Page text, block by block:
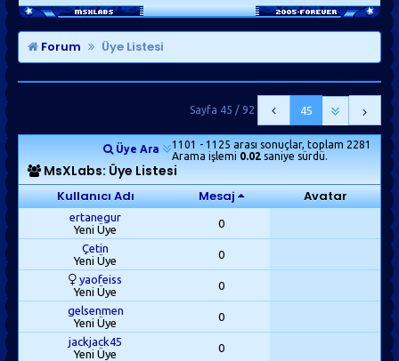
SON MESAJLAR
KISAYOLLAR
Forum Üye Listesi
45
Sayfa 45 / 92
1101 - 1125 arası sonuçlar, toplam 2281
Arama işlemi 0.02 saniye sürdü.
Üye Ara
MsXLabs: Üye Listesi
Kullanıcı Adı Mesaj Avatar
ertanegur
Yeni Üye
0
Çetin
Yeni Üye
0
yaofeiss
Yeni Üye
0
gelsenmen
Yeni Üye
0
jackjack45
Yeni Üye
0